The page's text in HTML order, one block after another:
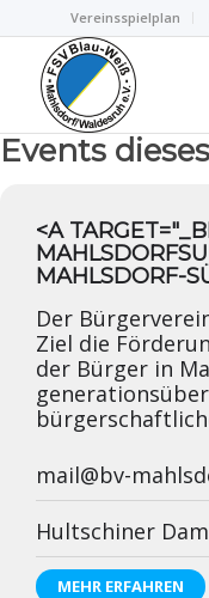
Vereinsspielplan
Events
<A
MAHLSDORF-
Der
Ziel die
der Bürger in
mail@bv-
Hultschiner
MEHR ERFAHREN